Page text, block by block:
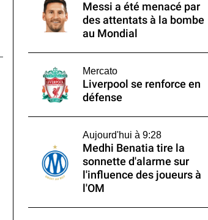
Messi a été menacé par
des attentats à la bombe
au Mondial
Mercato
Liverpool se renforce en
défense
Aujourd'hui à 9:28
Medhi Benatia tire la
sonnette d'alarme sur
l'influence des joueurs à
l'OM